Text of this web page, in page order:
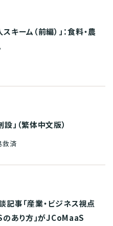
ーム（前編）」：食料・農
」（繁体中文版）
救済
事「産業・ビジネス視点
あり方」がJCoMaaS